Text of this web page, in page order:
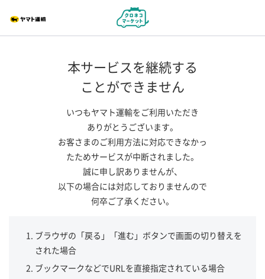
本サービスを継続する
ことができません
いつもヤマト運輸をご利用いただき
ありがとうございます。
お客さまのご利用方法に対応できなかっ
たためサービスが中断されました。
誠に申し訳ありませんが、
以下の場合には対応しておりませんので
何卒ご了承ください。
ブラウザの「戻る」「進む」ボタンで画面の切り替えを
された場合
ブックマークなどでURLを直接指定されている場合